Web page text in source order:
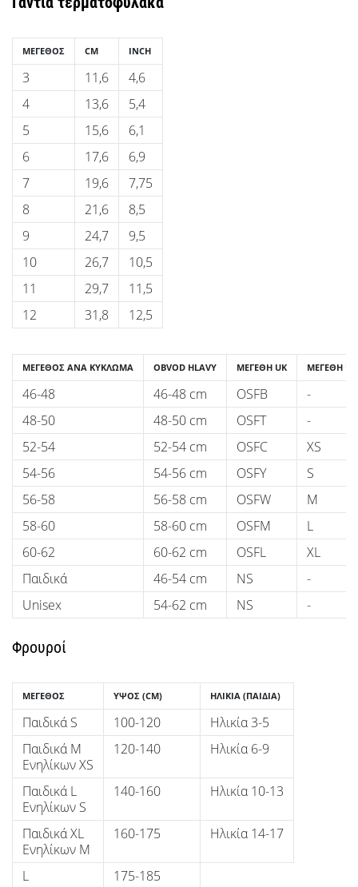
ΜΈΓΕΘΟΣ
3
4
5
6
7
8
9
10
11
12
CM
11,6
13,6
15,6
17,6
19,6
21,6
24,7
26,7
29,7
31,8
INCH
4,6
5,4
6,1
6,9
7,75
8,5
9,5
10,5
11,5
12,5
ΜΈΓΕΘΟΣ ΑΝΆ ΚΎΚΛΩΜΑ
46-48
48-50
52-54
54-56
56-58
58-60
60-62
Παιδικά
Unisex
OBVOD HLAVY
46-48 cm
48-50 cm
52-54 cm
54-56 cm
56-58 cm
58-60 cm
60-62 cm
46-54 cm
54-62 cm
ΜΕΓΈΘΗ UK
OSFB
OSFT
OSFC
OSFY
OSFW
OSFM
OSFL
NS
NS
ΜΕΓΈΘΗ US
-
-
XS
S
M
L
XL
-
-
Φρουροί
ΜΈΓΕΘΟΣ
Παιδικά S
Παιδικά M
Ενηλίκων XS
Παιδικά L
Ενηλίκων S
Παιδικά XL
Ενηλίκων M
L
ΎΨΟΣ (CM)
100-120
120-140
140-160
160-175
175-185
ΗΛΙΚΊΑ (ΠΑΙΔΙΆ)
Ηλικία 3-5
Ηλικία 6-9
Ηλικία 10-13
Ηλικία 14-17